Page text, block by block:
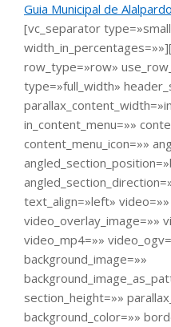
Guia Municipal de
[vc_separator
row_type=»row»
type=»full_width»
in_content_menu=»»
content_menu_icon=»»
text_align=»left»
video_overlay_image=»»
video_mp4=»»
background_image=»»
section_height=»»
background_color=»»